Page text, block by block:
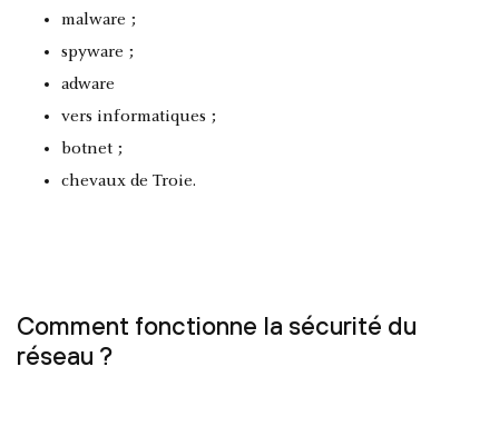
malware ;
spyware ;
adware
vers informatiques ;
botnet ;
chevaux de Troie.
Comment fonctionne la sécurité du
réseau ?